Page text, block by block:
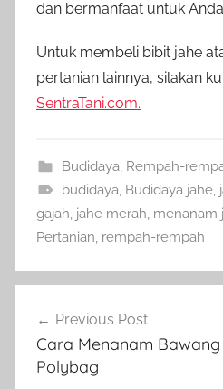
dan bermanfaat untuk
Untuk membeli bibit jahe
pertanian lainnya, silakan
SentraTani.com.
Budidaya, Rempah-
budidaya, Budidaya jahe,
gajah, jahe merah, menanam
Pertanian, rempah-rempah
pos
Previous Post
Cara Menanam
Polybag